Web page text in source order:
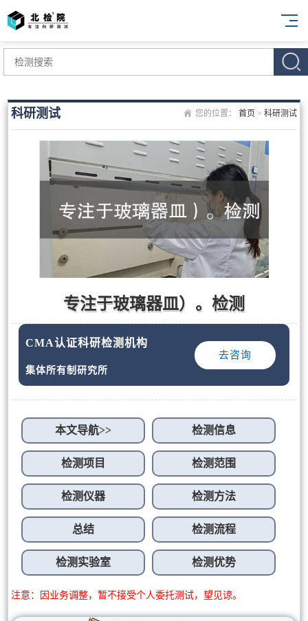
您的位置： 首页 > 科研测试
科研测试
专注于玻璃器皿）。检测
CMA认证科研检测机构
集体所有制研究所
去咨询
本文导航>> 检测信息
检测项目 检测范围
检测仪器 检测方法
总结 检测流程
检测实验室 检测优势
注意：因业务调整，暂不接受个人委托测试，望见谅。